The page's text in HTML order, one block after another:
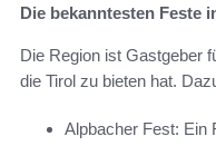
Die bekanntesten Feste
Die Region ist Gastgeber
die Tirol zu bieten hat.
Alpbacher Fest: Ein